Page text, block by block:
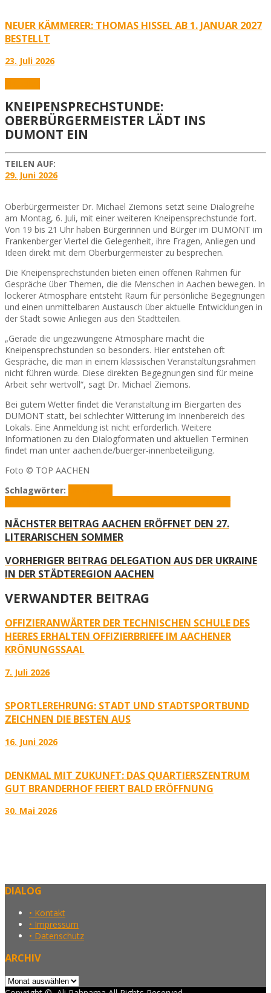
NEUER KÄMMERER: THOMAS HISSEL AB 1. JANUAR 2027
BESTELLT
23. Juli 2026
KNEIPENSPRECHSTUNDE:
OBERBÜRGERMEISTER LÄDT INS
DUMONT EIN
TEILEN AUF:
29. Juni 2026
Oberbürgermeister Dr. Michael Ziemons setzt seine Dialogreihe
am Montag, 6. Juli, mit einer weiteren Kneipensprechstunde fort.
Von 19 bis 21 Uhr haben Bürgerinnen und Bürger im DUMONT im
Frankenberger Viertel die Gelegenheit, ihre Fragen, Anliegen und
Ideen direkt mit dem Oberbürgermeister zu besprechen.
Die Kneipensprechstunden bieten einen offenen Rahmen für
Gespräche über Themen, die die Menschen in Aachen bewegen. In
lockerer Atmosphäre entsteht Raum für persönliche Begegnungen
und einen unmittelbaren Austausch über aktuelle Entwicklungen in
der Stadt sowie Anliegen aus den Stadtteilen.
„Gerade die ungezwungene Atmosphäre macht die
Kneipensprechstunden so besonders. Hier entstehen oft
Gespräche, die man in einem klassischen Veranstaltungsrahmen
nicht führen würde. Diese direkten Begegnungen sind für meine
Arbeit sehr wertvoll“, sagt Dr. Michael Ziemons.
Bei gutem Wetter findet die Veranstaltung im Biergarten des
DUMONT statt, bei schlechter Witterung im Innenbereich des
Lokals. Eine Anmeldung ist nicht erforderlich. Weitere
Informationen zu den Dialogformaten und aktuellen Terminen
findet man unter aachen.de/buerger-innenbeteiligung.
Foto © TOP AACHEN
Schlagwörter:
NÄCHSTER BEITRAG AACHEN ERÖFFNET DEN 27.
LITERARISCHEN SOMMER
VORHERIGER BEITRAG DELEGATION AUS DER UKRAINE
IN DER STÄDTEREGION AACHEN
VERWANDTER BEITRAG
OFFIZIERANWÄRTER DER TECHNISCHEN SCHULE DES
HEERES ERHALTEN OFFIZIERBRIEFE IM AACHENER
KRÖNUNGSSAAL
7. Juli 2026
SPORTLEREHRUNG: STADT UND STADTSPORTBUND
ZEICHNEN DIE BESTEN AUS
16. Juni 2026
DENKMAL MIT ZUKUNFT: DAS QUARTIERSZENTRUM
GUT BRANDERHOF FEIERT BALD ERÖFFNUNG
30. Mai 2026
DIALOG
• Kontakt
• Impressum
• Datenschutz
ARCHIV
Archiv